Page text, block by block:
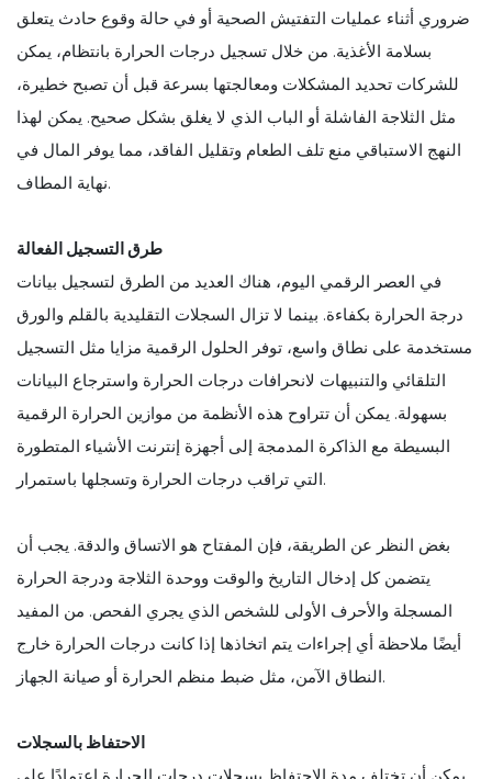
ضروري أثناء عمليات التفتيش الصحية أو في حالة وقوع حادث يتعلق
بسلامة الأغذية. من خلال تسجيل درجات الحرارة بانتظام، يمكن
للشركات تحديد المشكلات ومعالجتها بسرعة قبل أن تصبح خطيرة،
مثل الثلاجة الفاشلة أو الباب الذي لا يغلق بشكل صحيح. يمكن لهذا
النهج الاستباقي منع تلف الطعام وتقليل الفاقد، مما يوفر المال في
نهاية المطاف.
طرق التسجيل الفعالة
في العصر الرقمي اليوم، هناك العديد من الطرق لتسجيل بيانات
درجة الحرارة بكفاءة. بينما لا تزال السجلات التقليدية بالقلم والورق
مستخدمة على نطاق واسع، توفر الحلول الرقمية مزايا مثل التسجيل
التلقائي والتنبيهات لانحرافات درجات الحرارة واسترجاع البيانات
بسهولة. يمكن أن تتراوح هذه الأنظمة من موازين الحرارة الرقمية
البسيطة مع الذاكرة المدمجة إلى أجهزة إنترنت الأشياء المتطورة
التي تراقب درجات الحرارة وتسجلها باستمرار.
بغض النظر عن الطريقة، فإن المفتاح هو الاتساق والدقة. يجب أن
يتضمن كل إدخال التاريخ والوقت ووحدة الثلاجة ودرجة الحرارة
المسجلة والأحرف الأولى للشخص الذي يجري الفحص. من المفيد
أيضًا ملاحظة أي إجراءات يتم اتخاذها إذا كانت درجات الحرارة خارج
النطاق الآمن، مثل ضبط منظم الحرارة أو صيانة الجهاز.
الاحتفاظ بالسجلات